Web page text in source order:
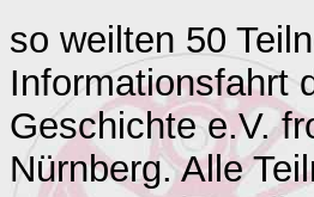
so weilten 50
Informationsfahrt
Geschichte e.V.
Nürnberg. Alle